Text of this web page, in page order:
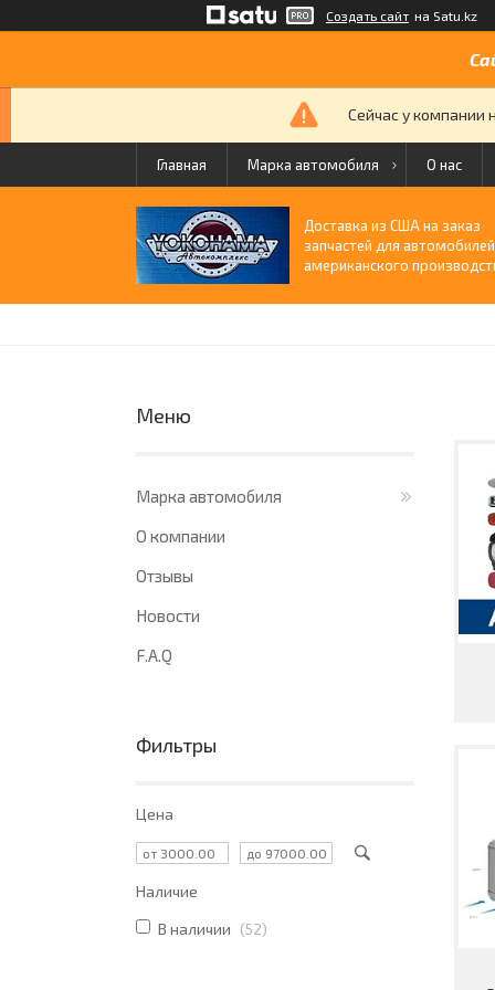
Создать сайт на Satu.kz
Сейчас у компании
Главная Марка автомобиля О нас
Доставка из США на заказ
запчастей для автомобилей
американского
Марка автомобиля
О компании
Отзывы
Новости
F.A.Q
Фильтры
Цена
Наличие
В наличии
52